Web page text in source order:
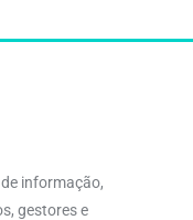
informação,
gestores e